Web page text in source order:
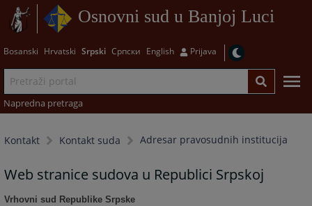
Osnovni sud u Banjoj Luci
Bosanski Hrvatski Srpski Српски English Prijava
Napredna pretraga
Kontakt Kontakt suda Adresar pravosudnih institucija
Web stranice sudova u Republici Srpskoj
Vrhovni sud Republike Srpske